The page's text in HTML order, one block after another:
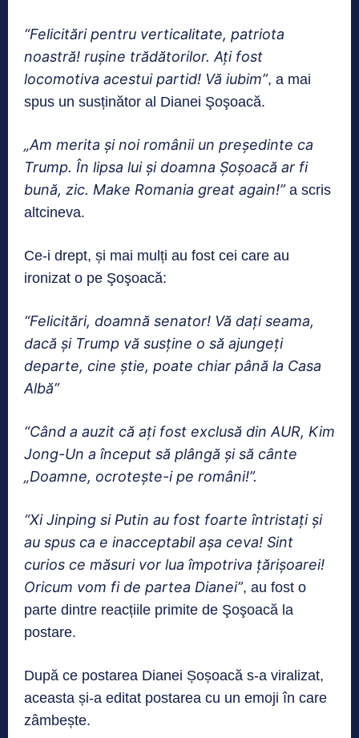
“Felicitări pentru verticalitate, patriota
noastră! rușine trădătorilor. Ați fost
locomotiva acestui partid! Vă iubim”, a mai
spus un susținător al Dianei Şoşoacă.
„Am merita și noi românii un președinte ca
Trump. În lipsa lui și doamna Șoșoacă ar fi
bună, zic. Make Romania great again!”a scris
altcineva.
Ce-i drept, și mai mulți au fost cei care au
ironizat o pe Şoşoacă:
“Felicitări, doamnă senator! Vă dați seama,
dacă și Trump vă susține o să ajungeți
departe, cine știe, poate chiar până la Casa
Albă”
“Când a auzit că ați fost exclusă din AUR, Kim
Jong-Un a început să plângă și să cânte
„Doamne, ocrotește-i pe români!”.
“Xi Jinping si Putin au fost foarte întristați și
au spus ca e inacceptabil așa ceva! Sint
curios ce măsuri vor lua împotriva țărișoarei!
Oricum vom fi de partea Dianei”, au fost o
parte dintre reacțiile primite de Şoşoacă la
postare.
După ce postarea Dianei Șoșoacă s-a viralizat,
aceasta și-a editat postarea cu un emoji în care
zâmbește.